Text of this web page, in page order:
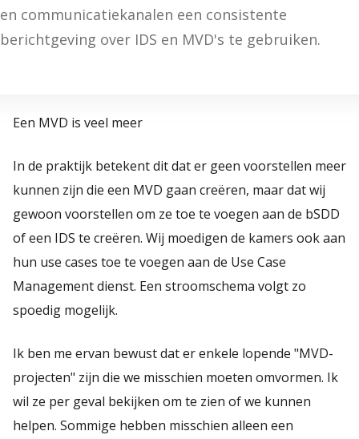
en communicatiekanalen een consistente
berichtgeving over IDS en MVD's te gebruiken.
Een MVD is veel meer
In de praktijk betekent dit dat er geen voorstellen meer
kunnen zijn die een MVD gaan creëren, maar dat wij
gewoon voorstellen om ze toe te voegen aan de bSDD
of een IDS te creëren. Wij moedigen de kamers ook aan
hun use cases toe te voegen aan de Use Case
Management dienst. Een stroomschema volgt zo
spoedig mogelijk.
Ik ben me ervan bewust dat er enkele lopende "MVD-
projecten" zijn die we misschien moeten omvormen. Ik
wil ze per geval bekijken om te zien of we kunnen
helpen. Sommige hebben misschien alleen een